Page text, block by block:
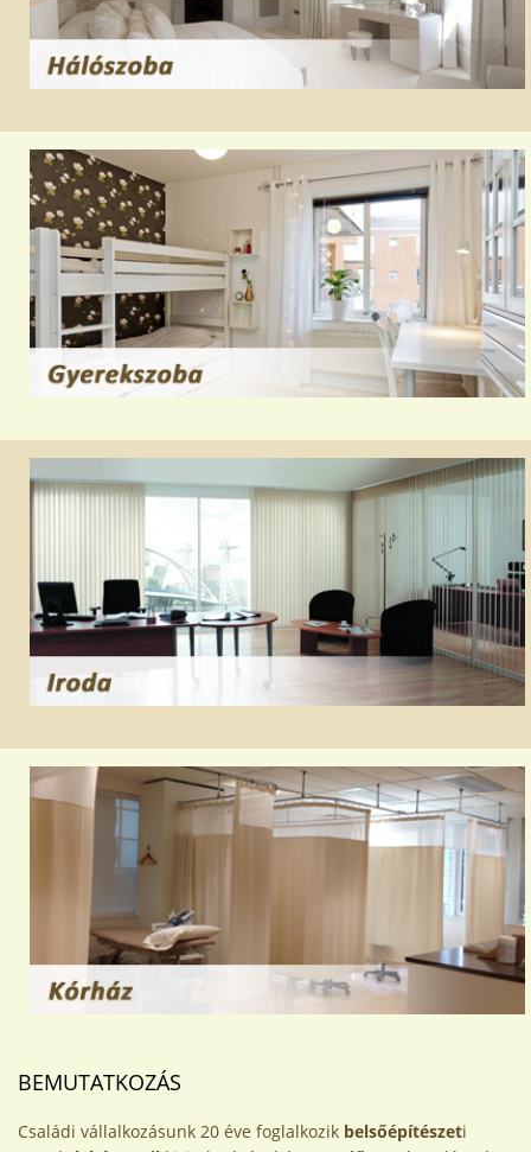
BEMUTATKOZÁS
Családi vállalkozásunk 20 éve foglalkozik belsőépítészeti